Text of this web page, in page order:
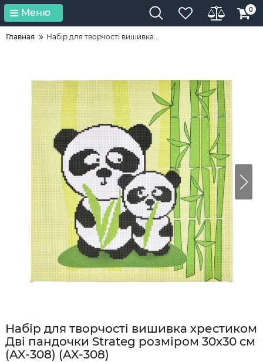
Меню 0
Главная Набір для творчості вишивка...
Набір для творчості вишивка хрестиком
Дві пандочки Strateg розміром 30х30 см
(AX-308) (AX-308)